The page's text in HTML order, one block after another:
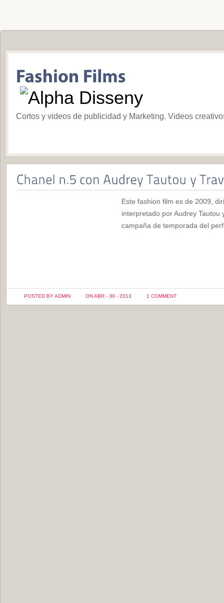
Cortos y videos de publicidad y Marketing. Videos
Este fashion film es de 2009,
interpretado por Audrey Tautou
campaña de temporada del
POSTED BY ADMIN ON ABR - 30 - 2013 1 COMMENT